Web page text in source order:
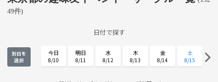
49件)
日付で探す
別日を
選択
今日
8/10
明日
8/11
水
8/12
木
8/13
金
8/14
土
8/15